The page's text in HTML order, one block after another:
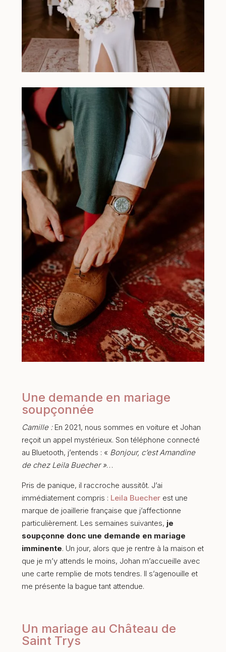
Une demande en mariage
soupçonnée
Camille : En 2021, nous sommes en voiture et Johan
reçoit un appel mystérieux. Son téléphone connecté
au Bluetooth, j’entends : « Bonjour, c’est Amandine
de chez Leila Buecher »…
Pris de panique, il raccroche aussitôt. J’ai
immédiatement compris : Leila Buecherest une
marque de joaillerie française que j’affectionne
particulièrement. Les semaines suivantes, je
soupçonne donc une demande en mariage
imminente. Un jour, alors que je rentre à la maison et
que je m’y attends le moins, Johan m’accueille avec
une carte remplie de mots tendres. Il s’agenouille et
me présente la bague tant attendue.
Un mariage au Château de
Saint Trys